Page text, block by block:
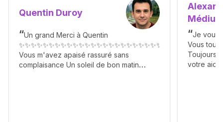
Quentin Duroy
Un grand Merci à Quentin
✨✨✨✨✨✨✨✨✨✨✨✨✨✨✨✨✨✨✨✨✨✨✨✨✨✨✨✨✨✨✨✨✨✨
Vous m'avez apaisé rassuré sans
complaisance Un soleil de bon matin
Je vous
Vous tout
Toujours
votre aide